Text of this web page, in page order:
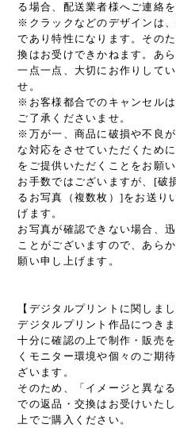
る場合、配送業者様へご連絡を
※クラックなどのデザインは
であり特性になります。その
換はお受けできかねます。あ
一点一点、大切にお作りして
せ。
※お客様都合でのキャンセル
ご了承くださいませ。
※万が一、商品に破損や不良
な対応をさせていただくため
をご提供いただくことをお願い
お手数ではございますが、[破
るお写真（複数枚）]をお送り
げます。
お写真が確認できない場合、
ことがございますので、あら
願い申し上げます。
【デジタルプリントに関しまし
デジタルプリント作品につき
十分に確認の上で制作・販売
くモニター環境や個々のご期
ざいます。
そのため、「イメージと異な
での返品・交換はお受けいた
上でご購入ください。